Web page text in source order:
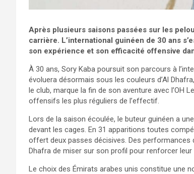
Après plusieurs saisons passées sur les
carrière. L’international guinéen de 30 ans
son expérience et son efficacité offensive
À 30 ans, Sory Kaba poursuit son parcours à
évoluera désormais sous les couleurs d’Al
le club, marque la fin de son aventure avec l’OH
offensifs les plus réguliers de l’effectif.
Lors de la saison écoulée, le buteur guinéen a
devant les cages. En 31 apparitions toutes
offert deux passes décisives. Des performances
Dhafra de miser sur son profil pour renforcer leur
Le choix des Émirats arabes unis constitue une